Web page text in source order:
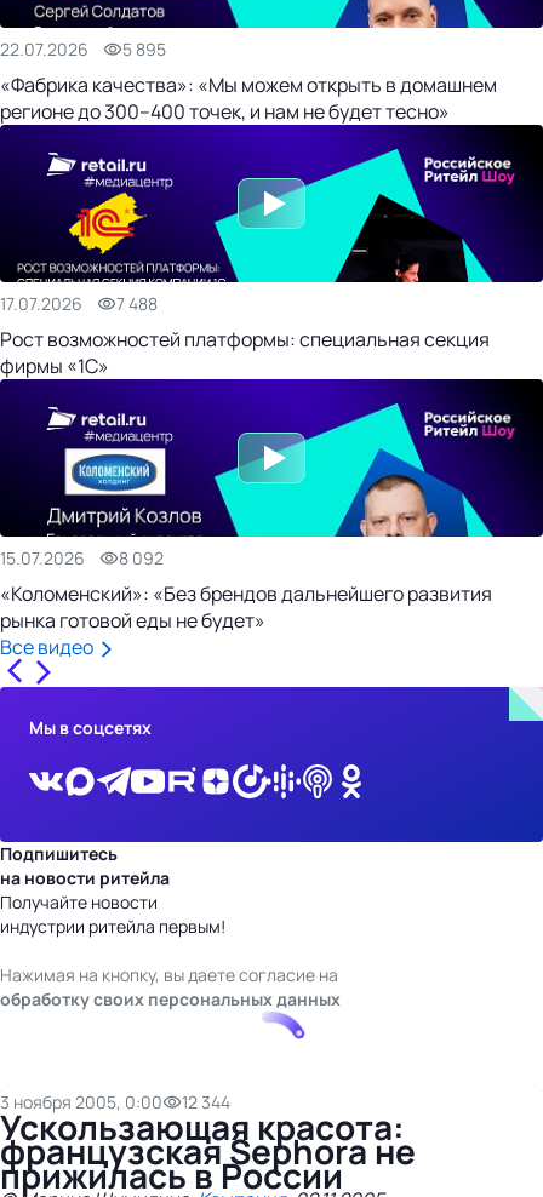
22.07.2026 5 895
«Фабрика качества»: «Мы можем открыть в домашнем
регионе до 300–400 точек, и нам не будет тесно»
17.07.2026 7 488
Рост возможностей платформы: специальная секция
фирмы «1С»
15.07.2026 8 092
«Коломенский»: «Без брендов дальнейшего развития
рынка готовой еды не будет»
Все видео
Мы в соцсетях
Подпишитесь
на новости ритейла
Получайте новости
индустрии ритейла первым!
Нажимая на кнопку, вы даете согласие на
обработку своих персональных данных
3 ноября 2005, 0:00 12 344
Ускользающая красота:
французская Sephora не
прижилась в России